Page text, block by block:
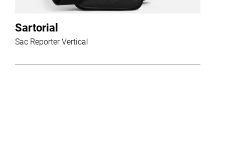
Sartorial
Sac Reporter Vertical